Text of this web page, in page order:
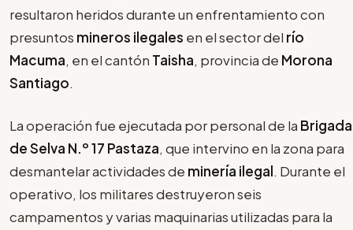
resultaron heridos durante un enfrentamiento con
presuntos mineros ilegales en el sector del río
Macuma, en el cantón Taisha, provincia de Morona
Santiago.
La operación fue ejecutada por personal de la Brigada
de Selva N.º 17 Pastaza, que intervino en la zona para
desmantelar actividades de minería ilegal. Durante el
operativo, los militares destruyeron seis
campamentos y varias maquinarias utilizadas para la